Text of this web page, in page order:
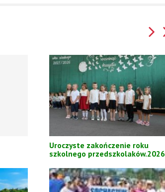
Uroczyste zakończenie roku
szkolnego przedszkolaków.2026